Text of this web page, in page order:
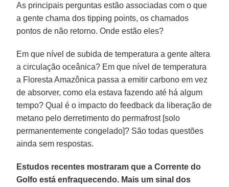
As principais perguntas estão associadas com o que
a gente chama dos tipping points, os chamados
pontos de não retorno. Onde estão eles?
Em que nível de subida de temperatura a gente altera
a circulação oceânica? Em que nível de temperatura
a Floresta Amazônica passa a emitir carbono em vez
de absorver, como ela estava fazendo até há algum
tempo? Qual é o impacto do feedback da liberação de
metano pelo derretimento do permafrost [solo
permanentemente congelado]? São todas questões
ainda sem respostas.
Estudos recentes mostraram que a Corrente do
Golfo está enfraquecendo. Mais um sinal dos